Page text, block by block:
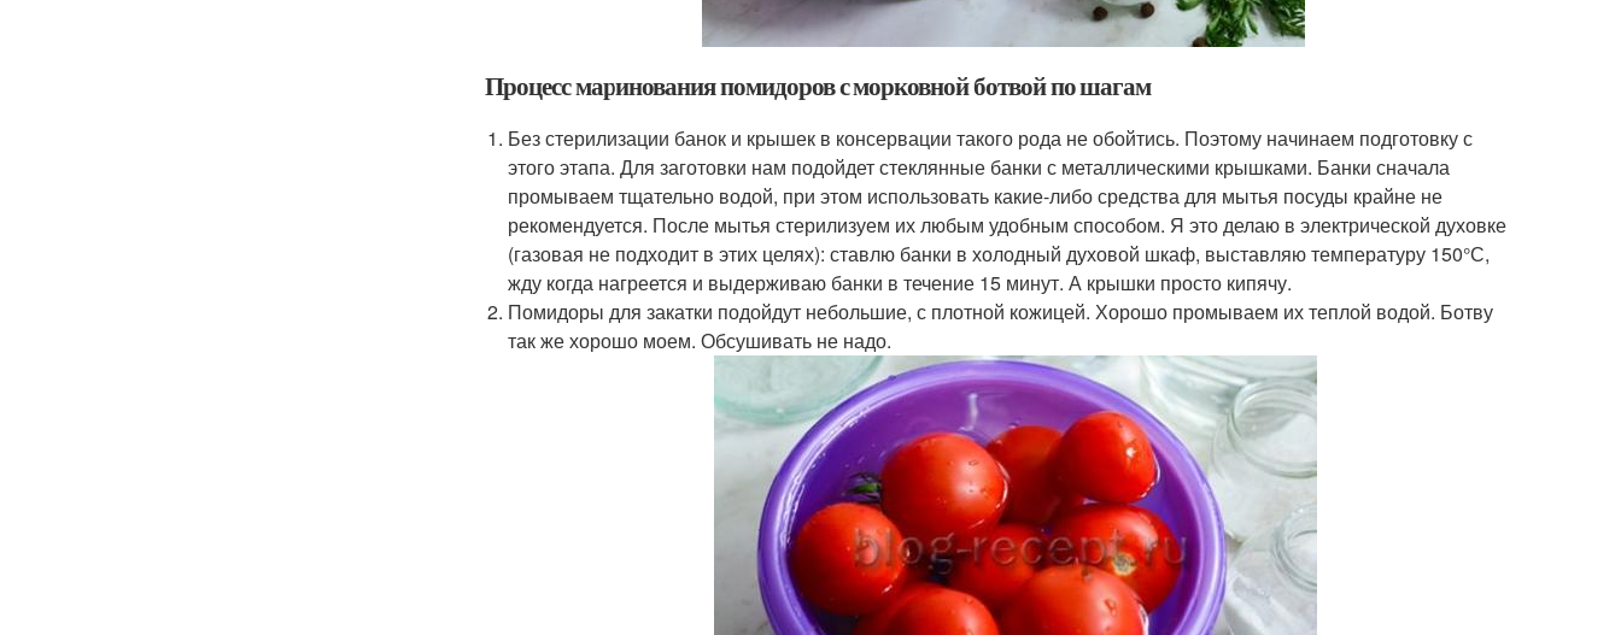
Процесс маринования помидоров с морковной ботвой по шагам
Без стерилизации банок и крышек в консервации такого рода не обойтись. Поэтому начинаем подготовку с
этого этапа. Для заготовки нам подойдет стеклянные банки с металлическими крышками. Банки сначала
промываем тщательно водой, при этом использовать какие-либо средства для мытья посуды крайне не
рекомендуется. После мытья стерилизуем их любым удобным способом. Я это делаю в электрической духовке
(газовая не подходит в этих целях): ставлю банки в холодный духовой шкаф, выставляю температуру 150°С,
жду когда нагреется и выдерживаю банки в течение 15 минут. А крышки просто кипячу.
Помидоры для закатки подойдут небольшие, с плотной кожицей. Хорошо промываем их теплой водой. Ботву
так же хорошо моем. Обсушивать не надо.